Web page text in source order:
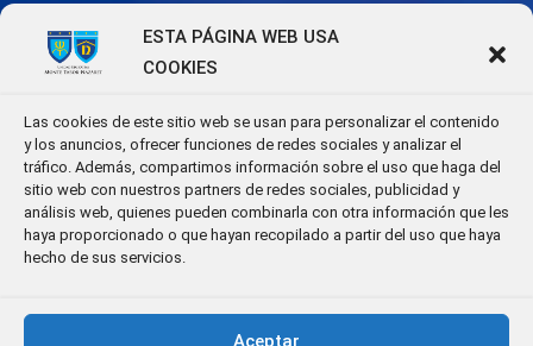
ESTA PÁGINA WEB USA
COOKIES
Las cookies de este sitio web se usan para personalizar el contenido
y los anuncios, ofrecer funciones de redes sociales y analizar el
tráfico. Además, compartimos información sobre el uso que haga del
sitio web con nuestros partners de redes sociales, publicidad y
análisis web, quienes pueden combinarla con otra información que les
haya proporcionado o que hayan recopilado a partir del uso que haya
hecho de sus servicios.
Aceptar